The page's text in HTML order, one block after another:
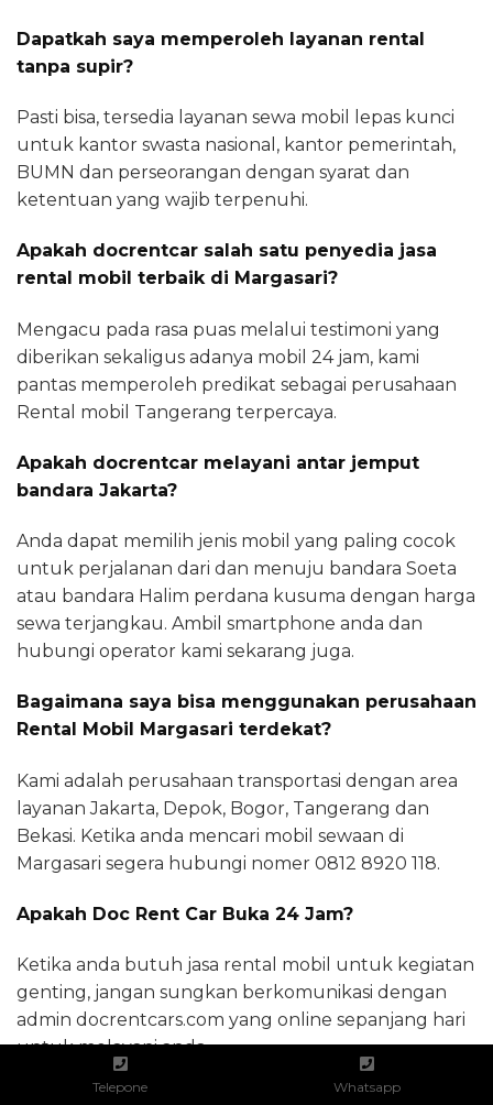
Dapatkah saya memperoleh layanan rental
tanpa supir?
Pasti bisa, tersedia layanan sewa mobil lepas kunci
untuk kantor swasta nasional, kantor pemerintah,
BUMN dan perseorangan dengan syarat dan
ketentuan yang wajib terpenuhi.
Apakah docrentcar salah satu penyedia jasa
rental mobil terbaik di Margasari?
Mengacu pada rasa puas melalui testimoni yang
diberikan sekaligus adanya mobil 24 jam, kami
pantas memperoleh predikat sebagai perusahaan
Rental mobil Tangerang terpercaya.
Apakah docrentcar melayani antar jemput
bandara Jakarta?
Anda dapat memilih jenis mobil yang paling cocok
untuk perjalanan dari dan menuju bandara Soeta
atau bandara Halim perdana kusuma dengan harga
sewa terjangkau. Ambil smartphone anda dan
hubungi operator kami sekarang juga.
Bagaimana saya bisa menggunakan perusahaan
Rental Mobil Margasari terdekat?
Kami adalah perusahaan transportasi dengan area
layanan Jakarta, Depok, Bogor, Tangerang dan
Bekasi. Ketika anda mencari mobil sewaan di
Margasari segera hubungi nomer 0812 8920 118.
Apakah Doc Rent Car Buka 24 Jam?
Ketika anda butuh jasa rental mobil untuk kegiatan
genting, jangan sungkan berkomunikasi dengan
admin docrentcars.com yang online sepanjang hari
untuk melayani anda.
Telepone Whatsapp